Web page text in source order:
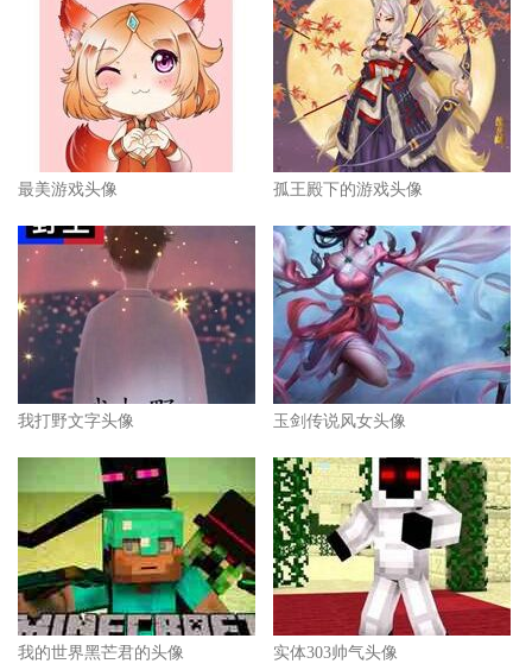
最美游戏头像 孤王殿下的游戏头像
我打野文字头像 玉剑传说风女头像
我的世界黑芒君的头像 实体303帅气头像